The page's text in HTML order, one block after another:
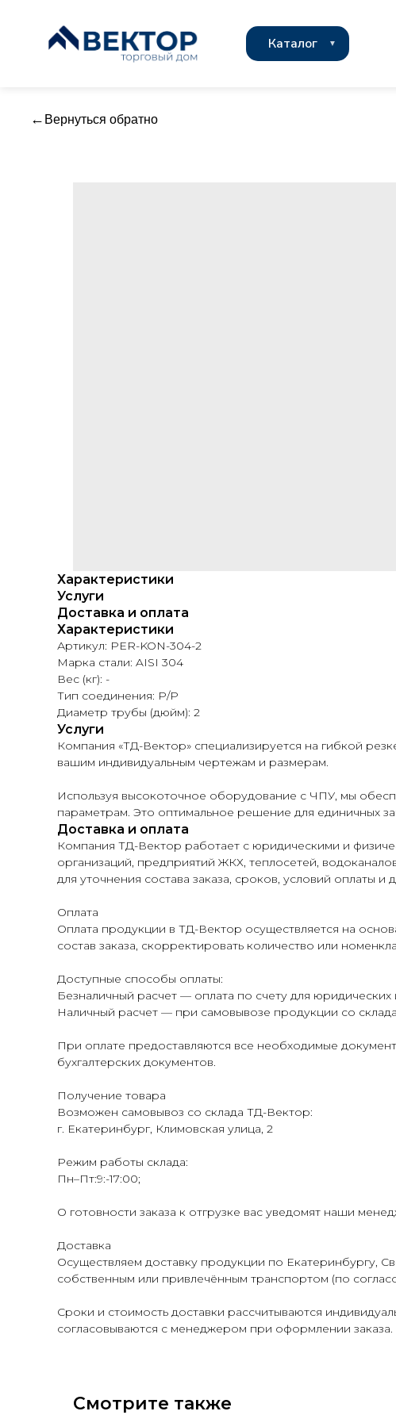
Каталог
Вернуться обратно
Характеристики
Услуги
Доставка и оплата
Характеристики
Артикул: PER-KON-304-2
Марка стали: AISI 304
Вес (кг): -
Тип соединения: Р/P
Диаметр трубы (дюйм): 2
Услуги
Компания «ТД-Вектор» специализируется на гибкой
вашим индивидуальным чертежам и размерам.
Используя высокоточное оборудование с ЧПУ, мы
параметрам. Это оптимальное решение для единичных
Доставка и оплата
Компания ТД-Вектор работает с юридическими и
организаций, предприятий ЖКХ, теплосетей,
для уточнения состава заказа, сроков, условий оплаты и
Оплата
Оплата продукции в ТД-Вектор осуществляется на
состав заказа, скорректировать количество или
Доступные способы оплаты:
Безналичный расчет — оплата по счету для юридических
Наличный расчет — при самовывозе продукции со
При оплате предоставляются все необходимые
бухгалтерских документов.
Получение товара
Возможен самовывоз со склада ТД-Вектор:
г. Екатеринбург, Климовская улица, 2
Режим работы склада:
Пн–Пт:9:-17:00;
О готовности заказа к отгрузке вас уведомят наши
Доставка
Осуществляем доставку продукции по Екатеринбургу,
собственным или привлечённым транспортом (по
Сроки и стоимость доставки рассчитываются
согласовываются с менеджером при оформлении заказа.
Смотрите также